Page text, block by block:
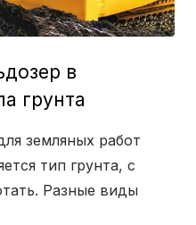
в
грунта
земляных работ
тип грунта, с
Разные виды